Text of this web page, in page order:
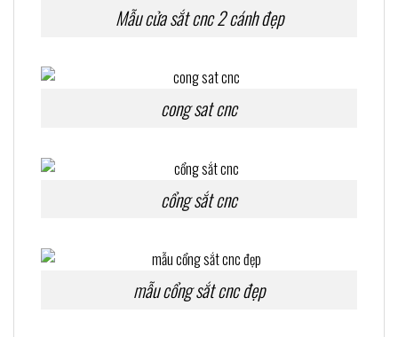
Mẫu cửa sắt cnc 2 cánh đẹp
cong sat cnc
cổng sắt cnc
mẫu cổng sắt cnc đẹp